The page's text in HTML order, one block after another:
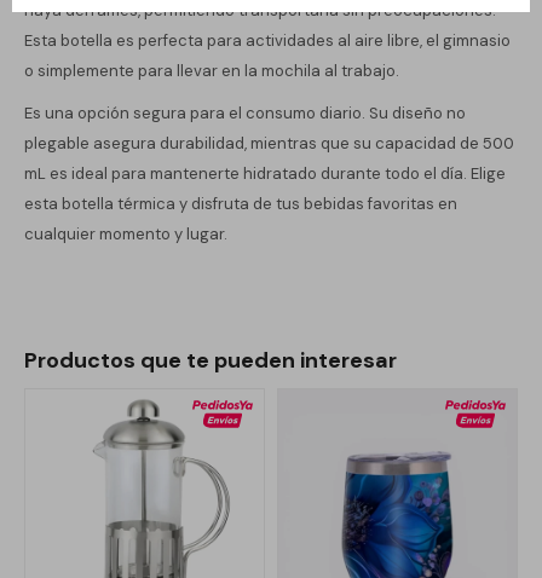
haya derrames, permitiendo transportarla sin preocupaciones.
Esta botella es perfecta para actividades al aire libre, el gimnasio
o simplemente para llevar en la mochila al trabajo.
Es una opción segura para el consumo diario. Su diseño no
plegable asegura durabilidad, mientras que su capacidad de 500
mL es ideal para mantenerte hidratado durante todo el día. Elige
esta botella térmica y disfruta de tus bebidas favoritas en
cualquier momento y lugar.
Productos que te pueden interesar